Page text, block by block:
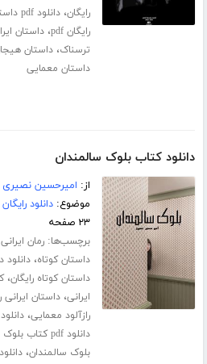
رایگان،دانلود pdf داستان ترسناک رایگان
رایگان pdf
،داستان
ترسناک،داستان
داستان معمایی
دانلود کتاب بلوک سالمندان
از: امیرحسین نصیری
موضوع:دانلود
۲۳ صفحه
برچسب‌ها:رمان
داستان کوتاه،دانلود
داستان کوتاه رایگان،
ایرانی،داستان ایرانی
رازآلود معمایی،
دانلود pdf کتاب بلوک سالمندان
بلوک سالمندان،